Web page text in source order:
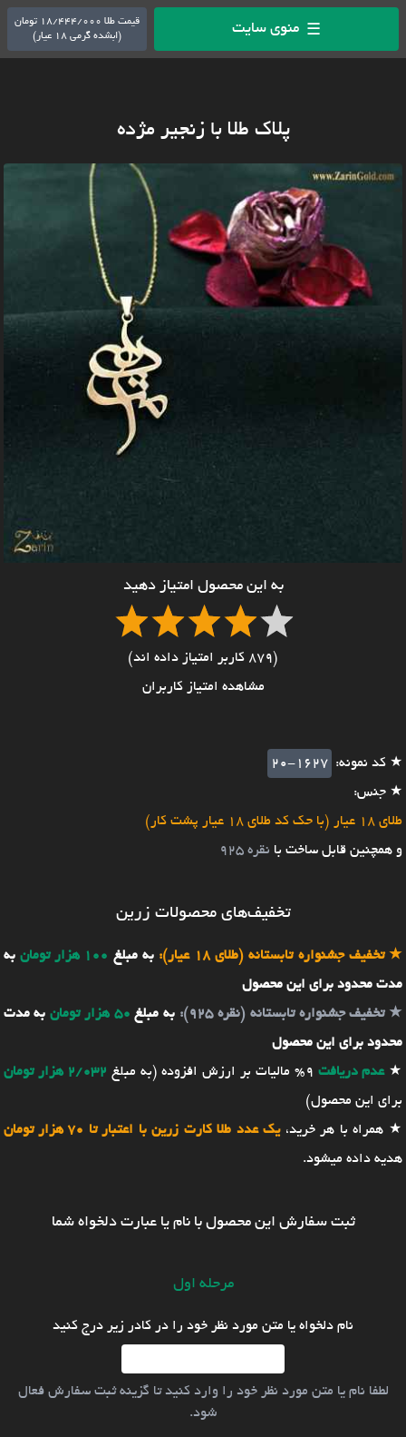
☰ منوی سایت
قیمت طلا 18/444/000 تومان
(ابشده گرمی 18 عیار)
پلاک طلا با زنجیر مژده
به این محصول امتیاز دهید
(879 کاربر امتیاز داده اند)
مشاهده امتیاز کاربران
★ کد نمونه: 20-1627
★ جنس:
طلای 18 عیار (با حک کد طلای 18 عیار پشت کار)
و همچنین قابل ساخت با نقره 925
تخفیف‌های محصولات زرین
★تخفیف جشنواره تابستانه (طلای 18 عیار): به مبلغ 100 هزار تومان
به
مدت محدود برای این محصول
★تخفیف جشنواره تابستانه (نقره 925): به مبلغ 50 هزار تومان
به مدت
محدود برای این محصول
★عدم دریافت 9% مالیات بر ارزش افزوده (به مبلغ
2/032 هزار تومان
برای این محصول)
★ همراه با هر خرید،یک عدد طلا کارت زرین با اعتبار تا 70 هزار تومان
هدیه داده میشود.
ثبت سفارش این محصول با نام یا عبارت دلخواه شما
مرحله اول
نام دلخواه یا متن مورد نظر خود را در کادر زیر درج کنید
لطفا نام یا متن مورد نظر خود را وارد کنید تا گزینه ثبت سفارش فعال
شود.